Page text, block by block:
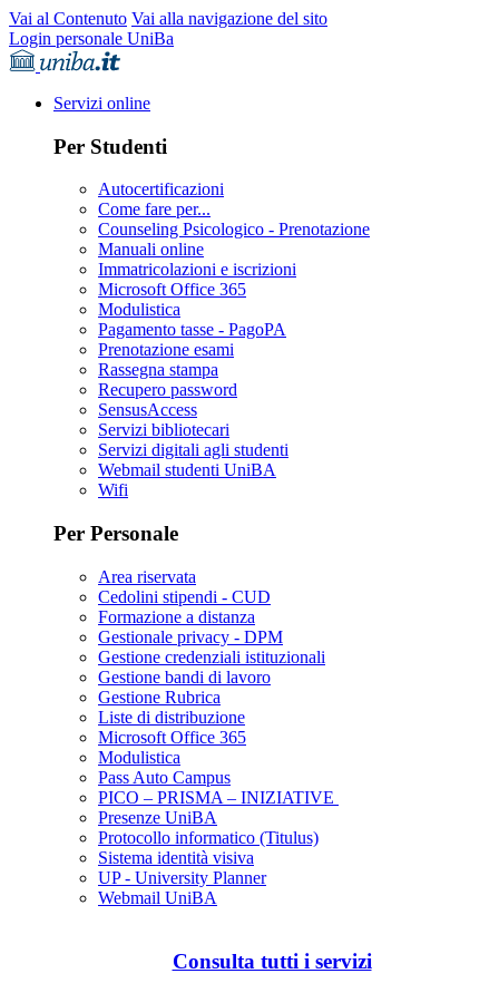
Vai al Contenuto Vai alla navigazione del sito
Login personale UniBa
Servizi online
Per Studenti
Autocertificazioni
Come fare per...
Counseling Psicologico - Prenotazione
Manuali online
Immatricolazioni e iscrizioni
Microsoft Office 365
Modulistica
Pagamento tasse - PagoPA
Prenotazione esami
Rassegna stampa
Recupero password
SensusAccess
Servizi bibliotecari
Servizi digitali agli studenti
Webmail studenti UniBA
Wifi
Per Personale
Area riservata
Cedolini stipendi - CUD
Formazione a distanza
Gestionale privacy - DPM
Gestione credenziali istituzionali
Gestione bandi di lavoro
Gestione Rubrica
Liste di distribuzione
Microsoft Office 365
Modulistica
Pass Auto Campus
PICO – PRISMA – INIZIATIVE
Presenze UniBA
Protocollo informatico (Titulus)
Sistema identità visiva
UP - University Planner
Webmail UniBA
Consulta tutti i servizi